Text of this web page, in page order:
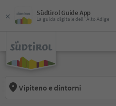
Südtirol Guide App
La guida digitale dell´Alto Adige
Vipiteno e dintorni